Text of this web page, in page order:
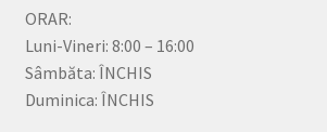
ORAR:
Luni-Vineri: 8:00 – 16:00
Sâmbăta: ÎNCHIS
Duminica: ÎNCHIS